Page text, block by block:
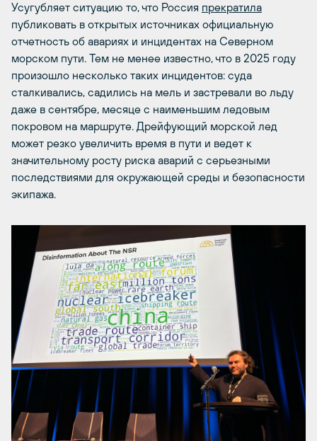
Усугубляет ситуацию то, что Россия прекратила
публиковать в открытых источниках официальную
отчетность об авариях и инцидентах на Северном
морском пути. Тем не менее известно, что в 2025 году
произошло несколько таких инцидентов: суда
сталкивались, садились на мель и застревали во льду
даже в сентябре, месяце с наименьшим ледовым
покровом на маршруте. Дрейфующий морской лед
может резко увеличить время в пути и ведет к
значительному росту риска аварий с серьезными
последствиями для окружающей среды и безопасности
экипажа.